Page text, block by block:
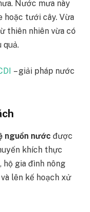
Nước mưa này
hoặc tưới cây. Vừa
thiên nhiên vừa có
quả.
– giải pháp nước
nguồn nước được
khích thực
hộ gia đình nông
lên kế hoạch xử